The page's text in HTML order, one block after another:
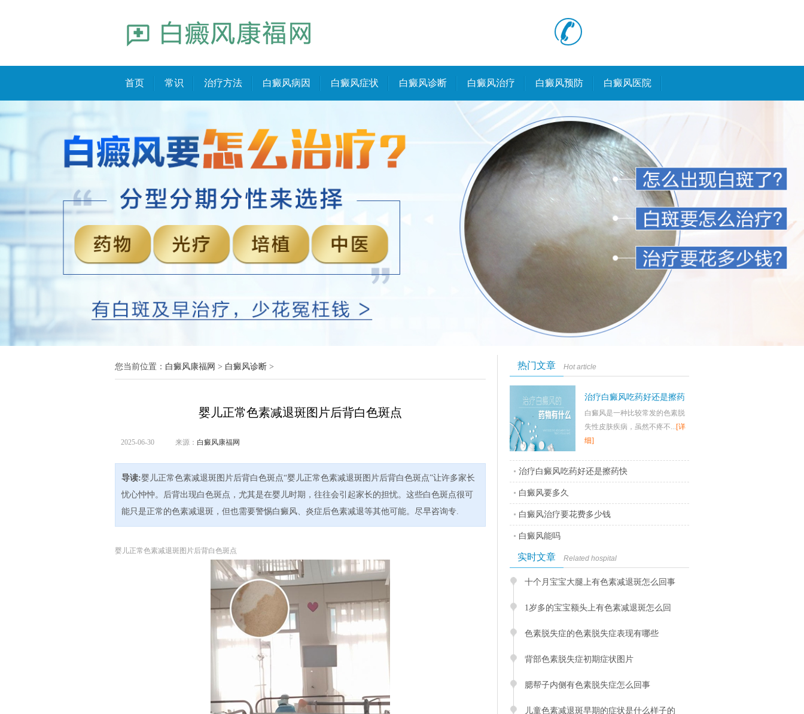
首页 常识 治疗方法 白癜风病因 白癜风症状 白癜风诊断 白癜风治疗 白癜风预防 白癜风医院
您当前位置： 白癜风康福网 > 白癜风诊断 >
婴儿正常色素减退斑图片后背白色斑点
2025-06-30 来源： 白癜风康福网
导读:婴儿正常色素减退斑图片后背白色斑点“婴儿正常色素减退斑图片后背白色斑点”让许多家长
忧心忡忡。后背出现白色斑点，尤其是在婴儿时期，往往会引起家长的担忧。这些白色斑点很可
能只是正常的色素减退斑，但也需要警惕白癜风、炎症后色素减退等其他可能。尽早咨询专.
婴儿正常色素减退斑图片后背白色斑点
热门文章 Hot article
治疗白癜风吃药好还是擦药
快
白癜风是一种比较常发的色素脱
失性皮肤疾病，虽然不疼不...[详
细]
治疗白癜风吃药好还是擦药快
白癜风要多久
白癜风治疗要花费多少钱
白癜风能吗
实时文章 Related hospital
十个月宝宝大腿上有色素减退斑怎么回事
1岁多的宝宝额头上有色素减退斑怎么回
色素脱失症的色素脱失症表现有哪些
背部色素脱失症初期症状图片
腮帮子内侧有色素脱失症怎么回事
儿童色素减退斑早期的症状是什么样子的